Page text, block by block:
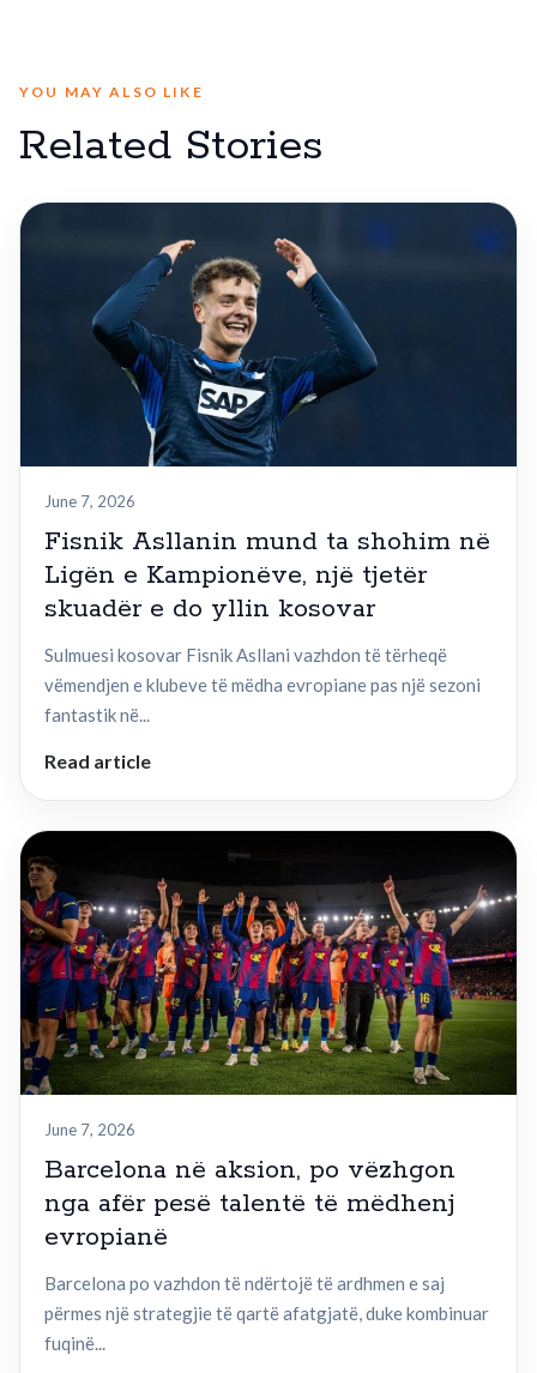
YOU MAY ALSO LIKE
Related Stories
June 7, 2026
Fisnik Asllanin mund ta shohim në
Ligën e Kampionëve, një tjetër
skuadër e do yllin kosovar
Sulmuesi kosovar Fisnik Asllani vazhdon të tërheqë
vëmendjen e klubeve të mëdha evropiane pas një sezoni
fantastik në...
Read article
June 7, 2026
Barcelona në aksion, po vëzhgon
nga afër pesë talentë të mëdhenj
evropianë
Barcelona po vazhdon të ndërtojë të ardhmen e saj
përmes një strategjie të qartë afatgjatë, duke kombinuar
fuqinë...